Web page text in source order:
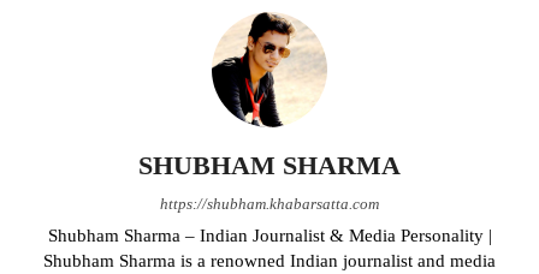
SHUBHAM SHARMA
https://shubham.khabarsatta.com
Shubham Sharma – Indian Journalist & Media Personality |
Shubham Sharma is a renowned Indian journalist and media